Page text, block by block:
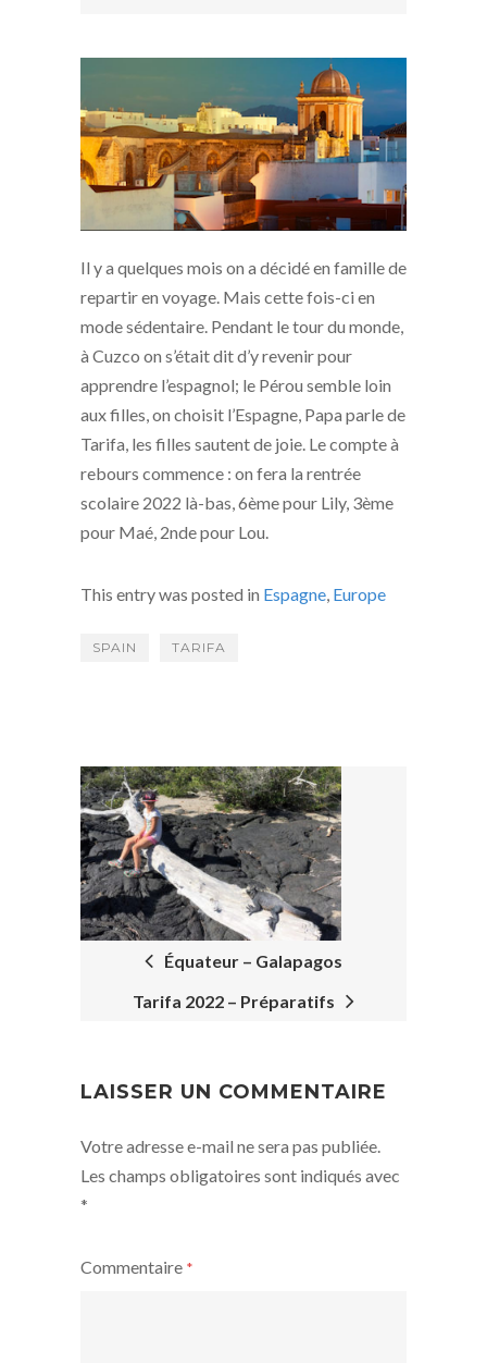
Il y a quelques mois on a décidé en famille de
repartir en voyage. Mais cette fois-ci en
mode sédentaire. Pendant le tour du monde,
à Cuzco on s’était dit d’y revenir pour
apprendre l’espagnol; le Pérou semble loin
aux filles, on choisit l’Espagne, Papa parle de
Tarifa, les filles sautent de joie. Le compte à
rebours commence : on fera la rentrée
scolaire 2022 là-bas, 6ème pour Lily, 3ème
pour Maé, 2nde pour Lou.
This entry was posted in Espagne Europe
SPAIN TARIFA
POST
NAVIGATION
Équateur – Galapagos
Tarifa 2022 – Préparatifs
LAISSER UN COMMENTAIRE
Votre adresse e-mail ne sera pas publiée.
Les champs obligatoires sont indiqués avec
*
Commentaire *